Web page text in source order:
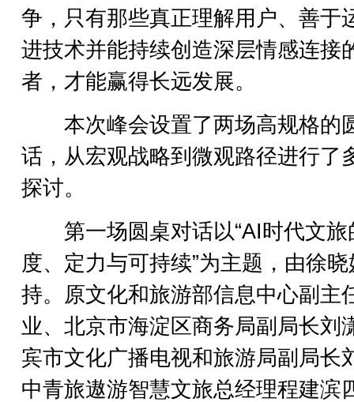
争，只有那些真正理解用户、善于
进技术并能持续创造深层情感连接
者，才能赢得长远发展。
本次峰会设置了两场高规格的
话，从宏观战略到微观路径进行了
探讨。
第一场圆桌对话以“AI时代文旅
度、定力与可持续”为主题，由徐
持。原文化和旅游部信息中心副主
业、北京市海淀区商务局副局长刘
宾市文化广播电视和旅游局副局长
中青旅遨游智慧文旅总经理程建滨